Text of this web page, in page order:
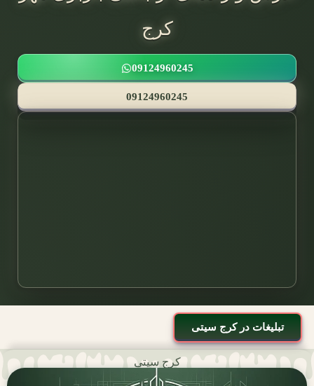
کرج
09124960245
09124960245
تبلیغات در کرج سیتی
کرج سیتی